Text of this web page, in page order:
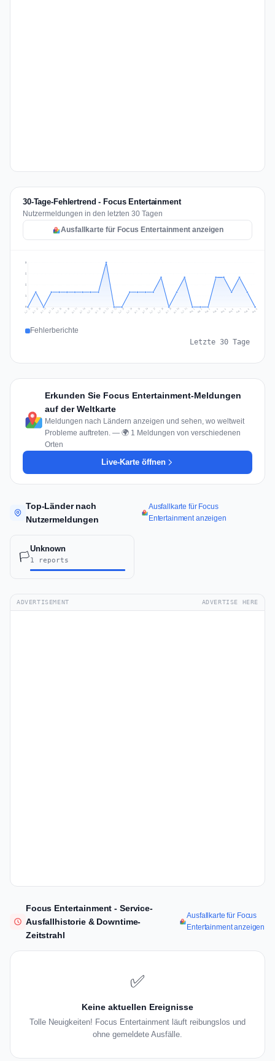
30-Tage-Fehlertrend - Focus Entertainment
Nutzermeldungen in den letzten 30 Tagen
Ausfallkarte für Focus Entertainment anzeigen
1
2
2
3
Jul 11 Jul 12 Jul 13 Jul 14 Jul 15 Jul 16 Jul 17 Jul 18 Jul 19 Jul 20 Jul 21 Jul 22 Jul 23 Jul 24 Jul 25 Jul 26 Jul 27 Jul 28 Jul 29 Jul 30 Jul 31 Aug 1 Aug 2 Aug 3 Aug 4 Aug 5 Aug 6 Aug 7 Aug 8 Aug 9
Fehlerberichte
Letzte 30 Tage
Erkunden Sie Focus Entertainment-Meldungen
auf der Weltkarte
Meldungen nach Ländern anzeigen und sehen, wo weltweit
Probleme auftreten. — 🌍 1 Meldungen von verschiedenen
Orten
Live-Karte öffnen
Top-Länder nach
Nutzermeldungen
Ausfallkarte für Focus
Entertainment anzeigen
🏳️
Unknown
1 reports
ADVERTISEMENT ADVERTISE HERE
Focus Entertainment - Service-
Ausfallhistorie & Downtime-
Zeitstrahl
Ausfallkarte für Focus
Entertainment anzeigen
✅
Keine aktuellen Ereignisse
Tolle Neuigkeiten! Focus Entertainment läuft reibungslos und
ohne gemeldete Ausfälle.